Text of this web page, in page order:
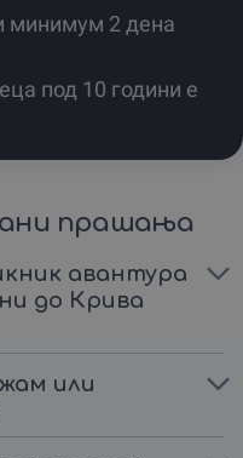
минимум 2 дена
под 10 години е
прашања
авантура
до Крива
или